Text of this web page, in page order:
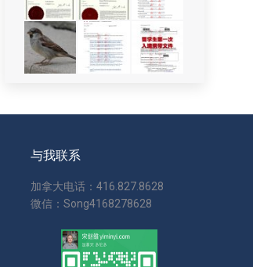
与我联系
加拿大电话：416.827.8628
微信：Song4168278628